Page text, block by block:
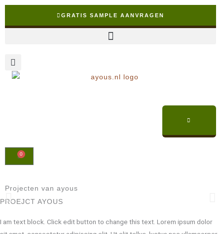
Ga
de
GRATIS SAMPLE AANVRAGEN
0
Winkelwagen
✓ Snelle levering binnen NL & BE
Projecten van ayous
PROEJCT AYOUS
I am text block. Click edit button to change this text. Lorem ipsum dolor